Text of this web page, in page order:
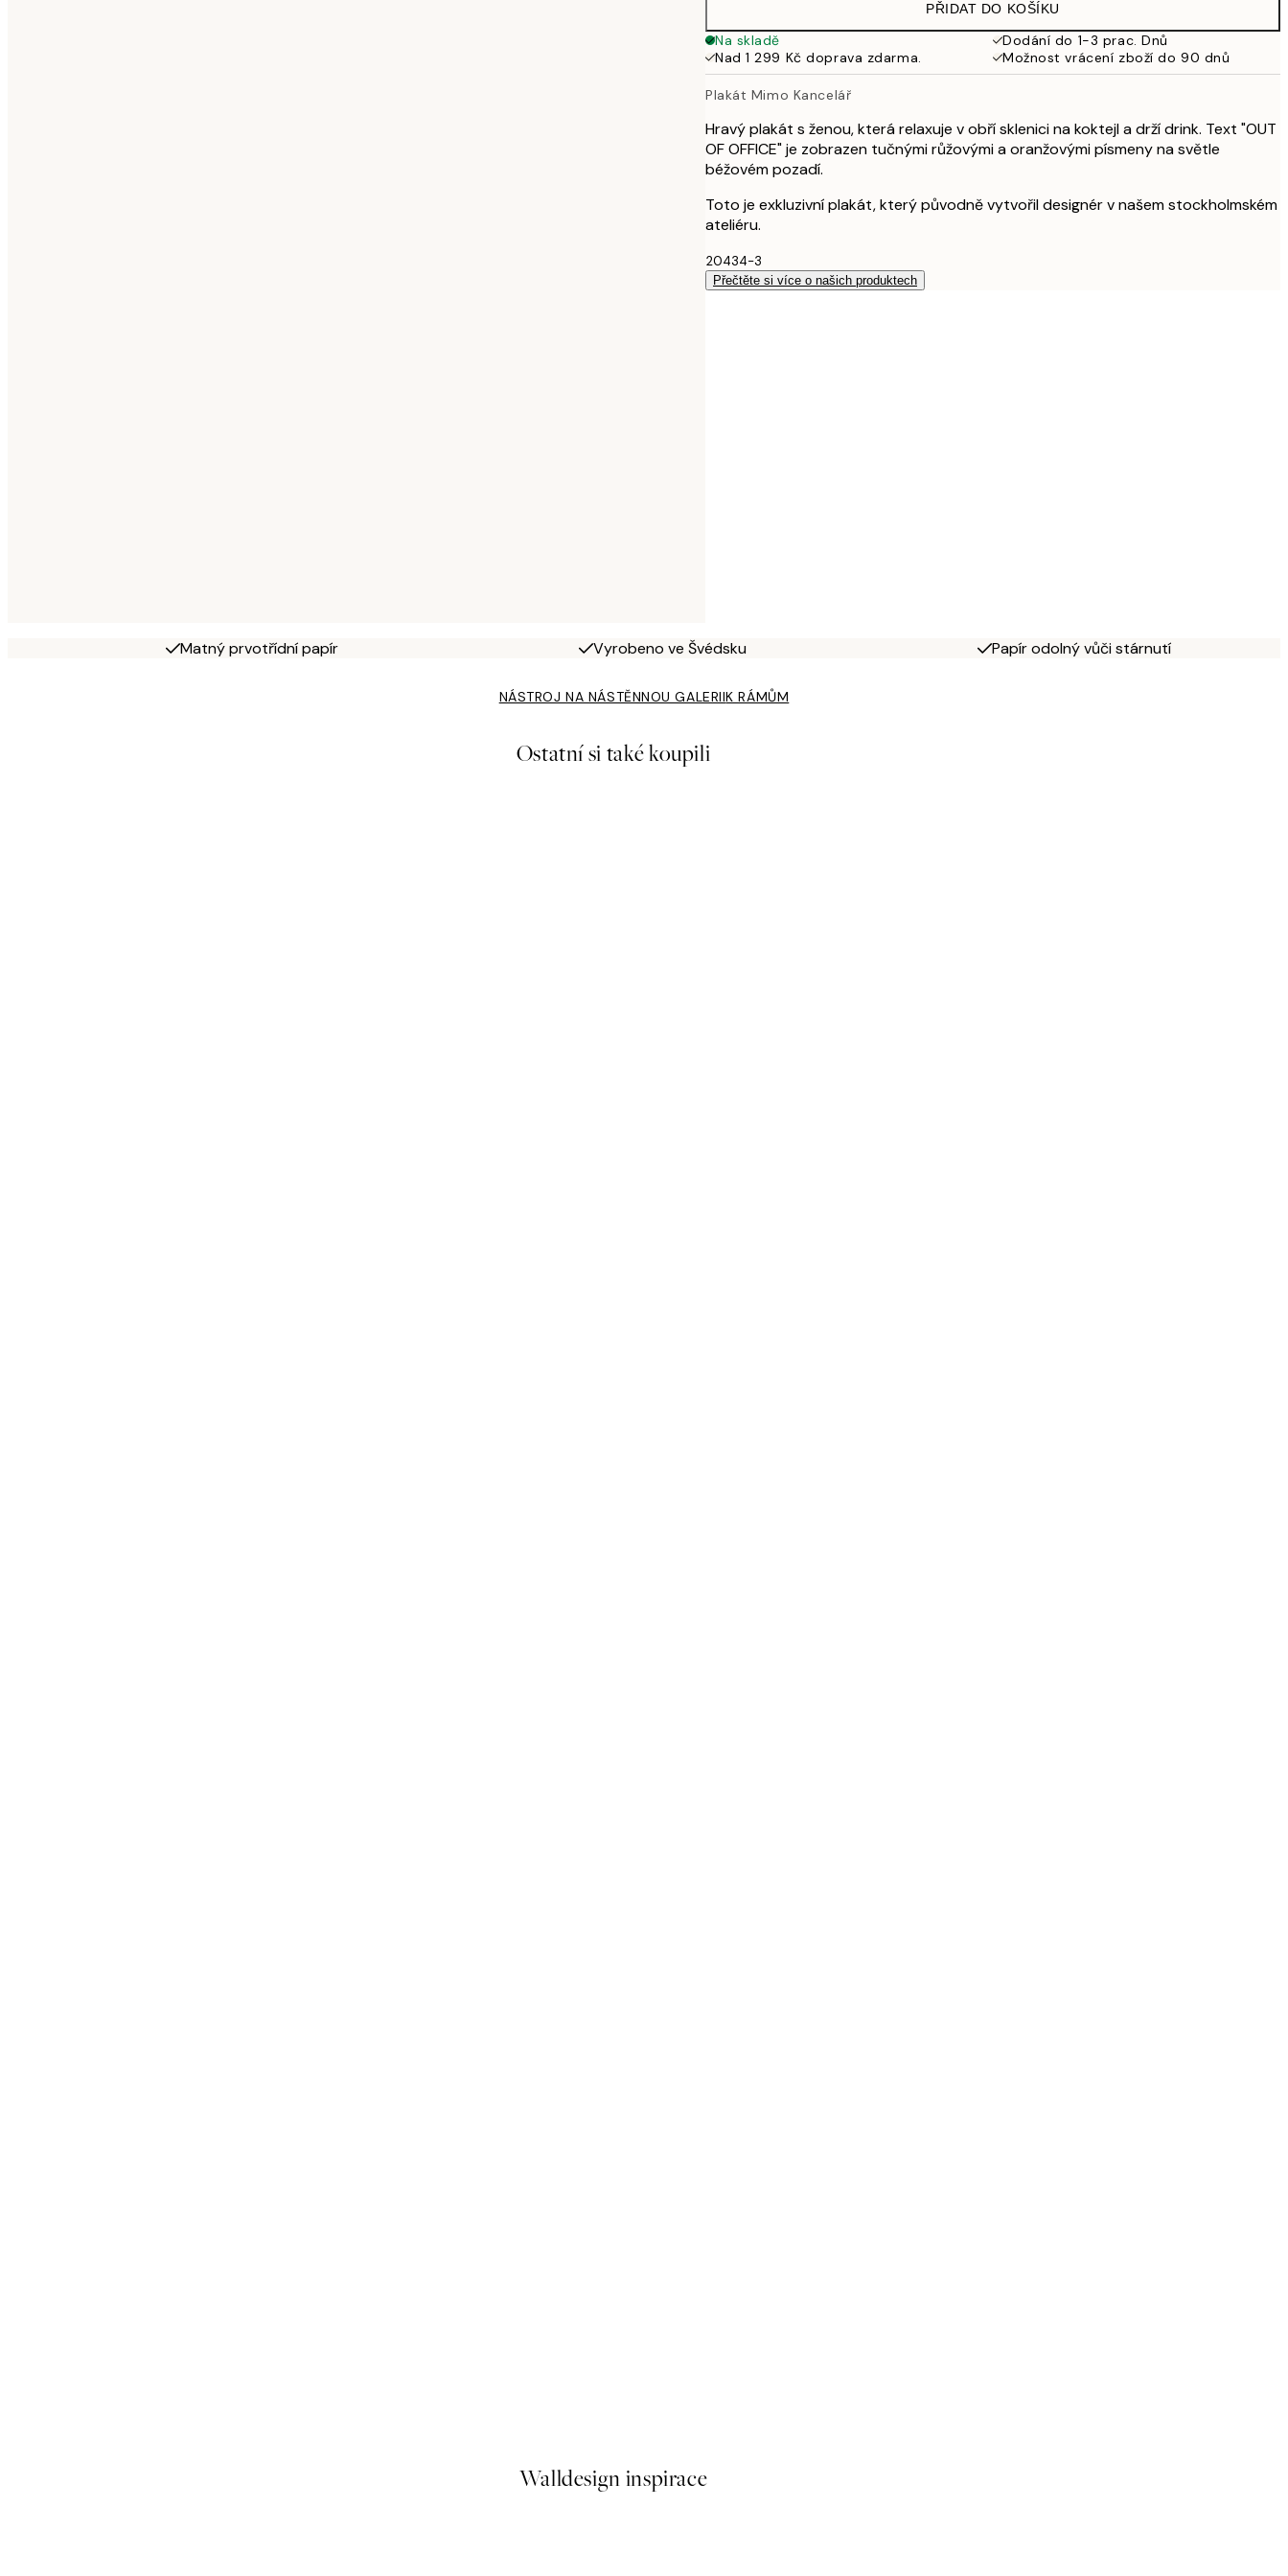
40x50 cm 653 Kč
70x100 cm 1 253 Kč
100x150 cm 2 615 Kč
PŘIDAT DO KOŠÍKU
Na skladě
Dodání do 1-3 prac. Dnů
Nad 1 299 Kč doprava zdarma.
Možnost vrácení zboží do 90 dnů
Plakát Mimo Kancelář
Hravý plakát s ženou, která relaxuje v obří sklenici na koktejl a drží drink. Text "OUT
OF OFFICE" je zobrazen tučnými růžovými a oranžovými písmeny na světle
béžovém pozadí.
Toto je exkluzivní plakát, který původně vytvořil designér v našem stockholmském
ateliéru.
20434-3
Přečtěte si více o našich produktech
Matný prvotřídní papír Vyrobeno ve Švédsku Papír odolný vůči stárnutí
NÁSTROJ NA NÁSTĚNNOU GALERIIK RÁMŮM
Ostatní si také koupili
Walldesign inspirace